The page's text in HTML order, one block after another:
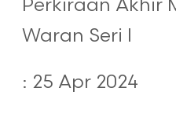
Perkiraan Akhir
Waran Seri I
: 25 Apr 2024